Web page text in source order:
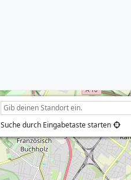
Suche durch Eingabetaste starten